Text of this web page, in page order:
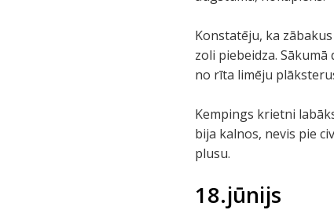
Konstatēju, ka
zoli piebeidza.
no rīta limēju
Kempings krietni
bija kalnos, nevis pie
plusu.
18.jūnijs